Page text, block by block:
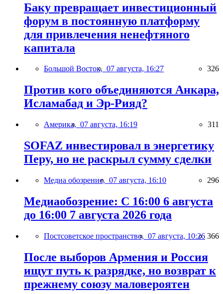
Баку превращает инвестиционный
форум в постоянную платформу
для привлечения ненефтяного
капитала
Большой Восток, 07 августа, 16:27 326
Против кого объединяются Анкара,
Исламабад и Эр-Рияд?
Америка, 07 августа, 16:19 311
SOFAZ инвестировал в энергетику
Перу, но не раскрыл сумму сделки
Медиа обозрение, 07 августа, 16:10 296
Медиаобозрение: С 16:00 6 августа
до 16:00 7 августа 2026 года
Постсоветское пространство, 07 августа, 10:26 366
После выборов Армения и Россия
ищут путь к разрядке, но возврат к
прежнему союзу маловероятен